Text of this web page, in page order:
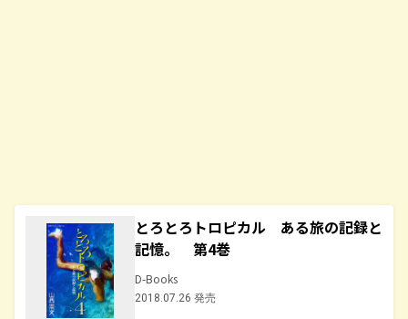
とろとろトロピカル ある旅の記録と
記憶。 第4巻
D-Books
2018.07.26 発売